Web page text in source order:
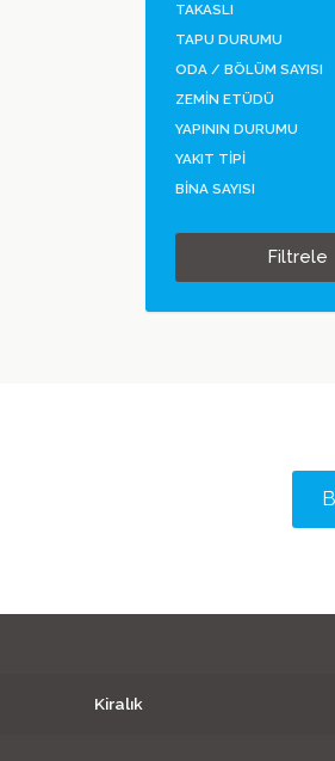
TAKASLI
TAPU DURUMU
ODA / BÖLÜM SAYISI
ZEMİN ETÜDÜ
YAPININ DURUMU
YAKIT TİPİ
BİNA SAYISI
Filtrele
Kiralık